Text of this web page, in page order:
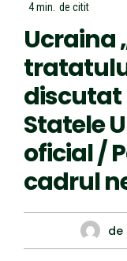
4min. de citit
Ucraina
discutat
Statele
oficial /
cadrul
de